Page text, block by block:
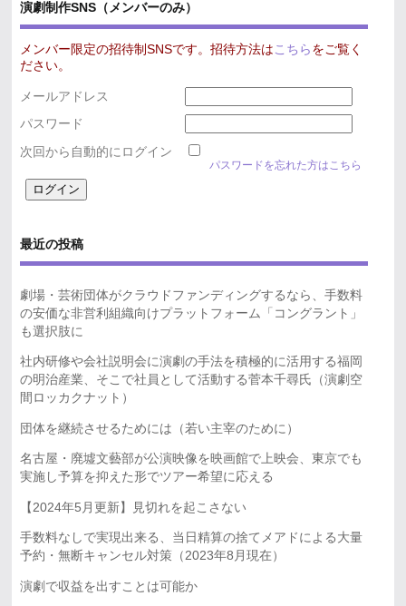
演劇制作SNS（メンバーのみ）
メンバー限定の招待制SNSです。招待方法は こちら をご覧く
ださい。
メールアドレス
パスワード
次回から自動的にログイン
パスワードを忘れた方はこちら
最近の投稿
劇場・芸術団体がクラウドファンディングするなら、手数料
の安価な非営利組織向けプラットフォーム「コングラント」
も選択肢に
社内研修や会社説明会に演劇の手法を積極的に活用する福岡
の明治産業、そこで社員として活動する菅本千尋氏（演劇空
間ロッカクナット）
団体を継続させるためには（若い主宰のために）
名古屋・廃墟文藝部が公演映像を映画館で上映会、東京でも
実施し予算を抑えた形でツアー希望に応える
【2024年5月更新】見切れを起こさない
手数料なしで実現出来る、当日精算の捨てメアドによる大量
予約・無断キャンセル対策（2023年8月現在）
演劇で収益を出すことは可能か